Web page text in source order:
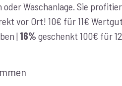
Waschanlage. Sie
vor Ort! 10€ für 11€
| 16% geschenkt 100€ für